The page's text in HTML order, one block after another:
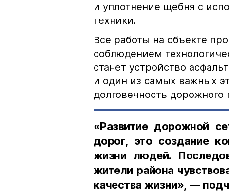
и уплотнение щебня с
техники.
Все работы на объекте
соблюдением
станет устройство
и один из самых важных
долговечность дорожного
«Развитие дорожной
дорог, это создание
жизни людей.
жители района
качества жизни», —